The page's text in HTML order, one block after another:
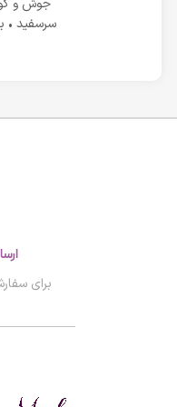
جوش و
سرسفید •
برای سفارشات